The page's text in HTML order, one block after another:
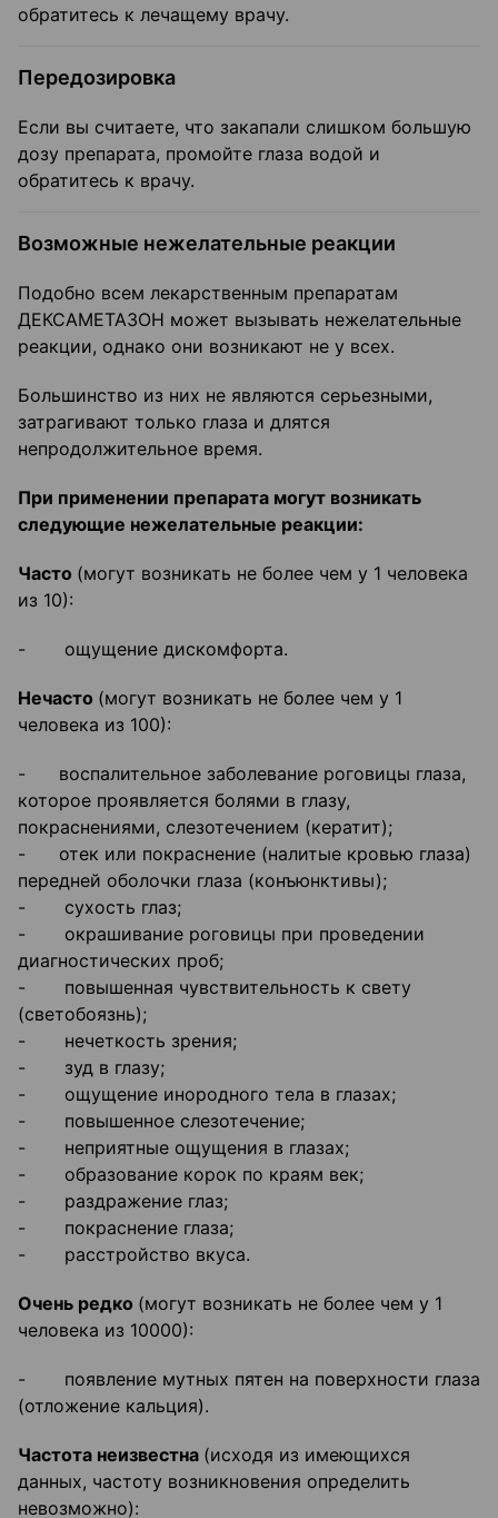
обратитесь к лечащему врачу.
Передозировка
Если вы считаете, что закапали слишком большую
дозу препарата, промойте глаза водой и
обратитесь к врачу.
Возможные нежелательные реакции
Подобно всем лекарственным препаратам
ДЕКСАМЕТАЗОН может вызывать нежелательные
реакции, однако они возникают не у всех.
Большинство из них не являются серьезными,
затрагивают только глаза и длятся
непродолжительное время.
При применении препарата могут возникать
следующие нежелательные реакции:
Часто (могут возникать не более чем у 1 человека
из 10):
- ощущение дискомфорта.
Нечасто (могут возникать не более чем у 1
человека из 100):
- воспалительное заболевание роговицы глаза,
которое проявляется болями в глазу,
покраснениями, слезотечением (кератит);
- отек или покраснение (налитые кровью глаза)
передней оболочки глаза (конъюнктивы);
- сухость глаз;
- окрашивание роговицы при проведении
диагностических проб;
- повышенная чувствительность к свету
(светобоязнь);
- нечеткость зрения;
- зуд в глазу;
- ощущение инородного тела в глазах;
- повышенное слезотечение;
- неприятные ощущения в глазах;
- образование корок по краям век;
- раздражение глаз;
- покраснение глаза;
- расстройство вкуса.
Очень редко (могут возникать не более чем у 1
человека из 10000):
- появление мутных пятен на поверхности глаза
(отложение кальция).
Частота неизвестна (исходя из имеющихся
данных, частоту возникновения определить
невозможно):